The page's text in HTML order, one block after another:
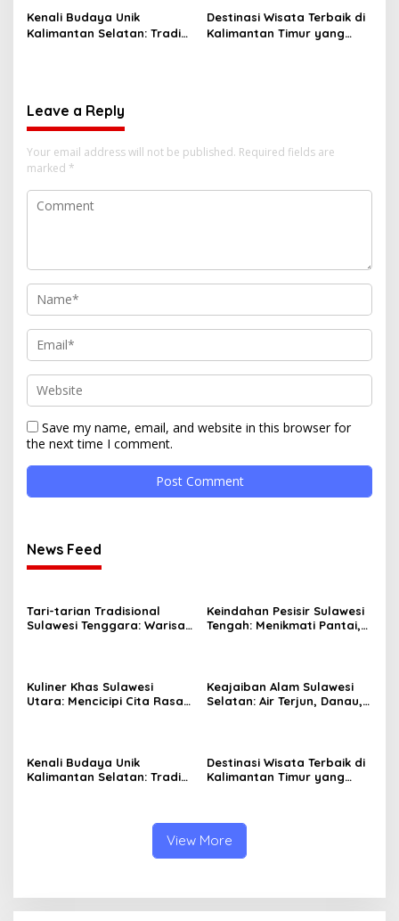
Kenali Budaya Unik
Kalimantan Selatan: Tradisi
Destinasi Wisata Terbaik di
Kalimantan Timur yang
Leave a Reply
Your email address will not be published. Required fields are
marked *
Save my name, email, and website in this browser for
the next time I comment.
News Feed
Tari-tarian Tradisional
Sulawesi Tenggara: Warisan
Keindahan Pesisir Sulawesi
Tengah: Menikmati Pantai,
Kuliner Khas Sulawesi
Utara: Mencicipi Cita Rasa
Keajaiban Alam Sulawesi
Selatan: Air Terjun, Danau,
Kenali Budaya Unik
Kalimantan Selatan: Tradisi
Destinasi Wisata Terbaik di
Kalimantan Timur yang
View More